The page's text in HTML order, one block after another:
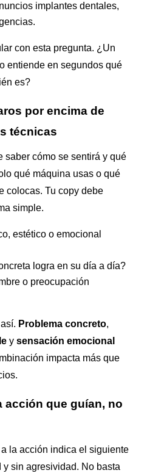
implantes dentales,
con esta pregunta. ¿Un
entiende en segundos qué
es?
por encima de
técnicas
saber cómo se sentirá y qué
qué máquina usas o qué
colocas. Tu copy debe
simple.
estético o emocional
logra en su día a día?
o preocupación
Problema concreto,
y sensación emocional
impacta más que
acción que guían, no
la acción indica el siguiente
y sin agresividad. No basta